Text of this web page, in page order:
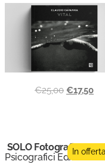
€25,00 €17,50
SOLO Fotografia 2
Psicografici Editore
In